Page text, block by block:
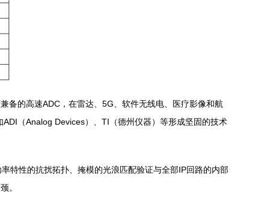
备的高速ADC，在雷达、5G、软件无线电、医疗影像和航
（Analog Devices）、TI（德州仪器）等形成坚固的技术
特性的抗扰拓扑、掩模的光浪匹配验证与全部IP回路的内部
。